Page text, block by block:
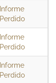
Informe
Perdido
Informe
Perdido
Informe
Perdido